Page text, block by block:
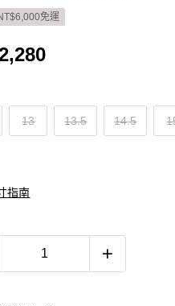
免運
13 13.5 14.5
指南